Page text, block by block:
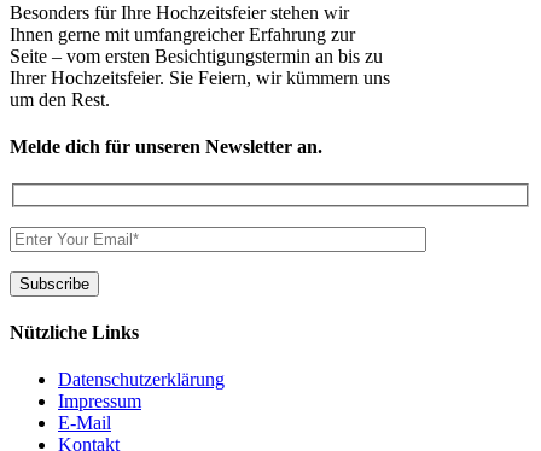
Besonders für Ihre Hochzeitsfeier stehen wir
Ihnen gerne mit umfangreicher Erfahrung zur
Seite – vom ersten Besichtigungstermin an bis zu
Ihrer Hochzeitsfeier. Sie Feiern, wir kümmern uns
um den Rest.
Melde dich für unseren Newsletter an.
Nützliche Links
Datenschutzerklärung
Impressum
E-Mail
Kontakt